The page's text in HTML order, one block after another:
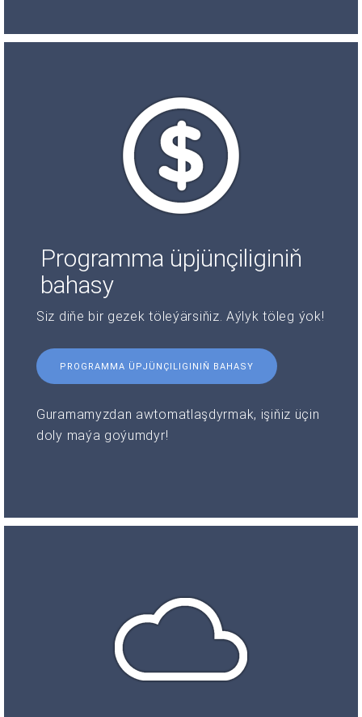
Programma üpjünçiliginiň
bahasy
Siz diňe bir gezek töleýärsiňiz. Aýlyk töleg ýok!
PROGRAMMA ÜPJÜNÇILIGINIŇ BAHASY
Guramamyzdan awtomatlaşdyrmak, işiňiz üçin
doly maýa goýumdyr!